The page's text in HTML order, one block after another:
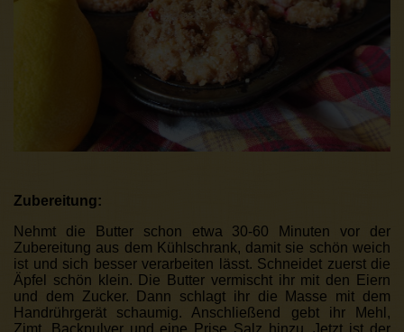
Zubereitung:
Nehmt die Butter schon etwa 30-60 Minuten vor der
Zubereitung aus dem Kühlschrank, damit sie schön weich
ist und sich besser verarbeiten lässt. Schneidet zuerst die
Äpfel schön klein. Die Butter vermischt ihr mit den Eiern
und dem Zucker. Dann schlagt ihr die Masse mit dem
Handrührgerät schaumig. Anschließend gebt ihr Mehl,